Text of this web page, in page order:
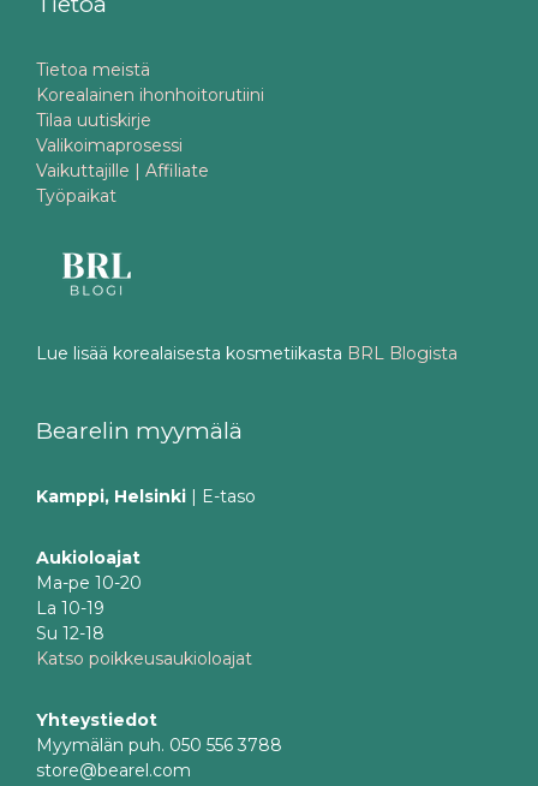
Tietoa meistä
Korealainen ihonhoitorutiini
Tilaa uutiskirje
Valikoimaprosessi
Vaikuttajille | Affiliate
Työpaikat
Lue lisää korealaisesta kosmetiikasta BRL Blogista
Bearelin myymälä
Kamppi, Helsinki | E-taso
Aukioloajat
Ma-pe 10-20
La 10-19
Su 12-18
Katso poikkeusaukioloajat
Yhteystiedot
Myymälän puh. 050 556 3788
store@bearel.com